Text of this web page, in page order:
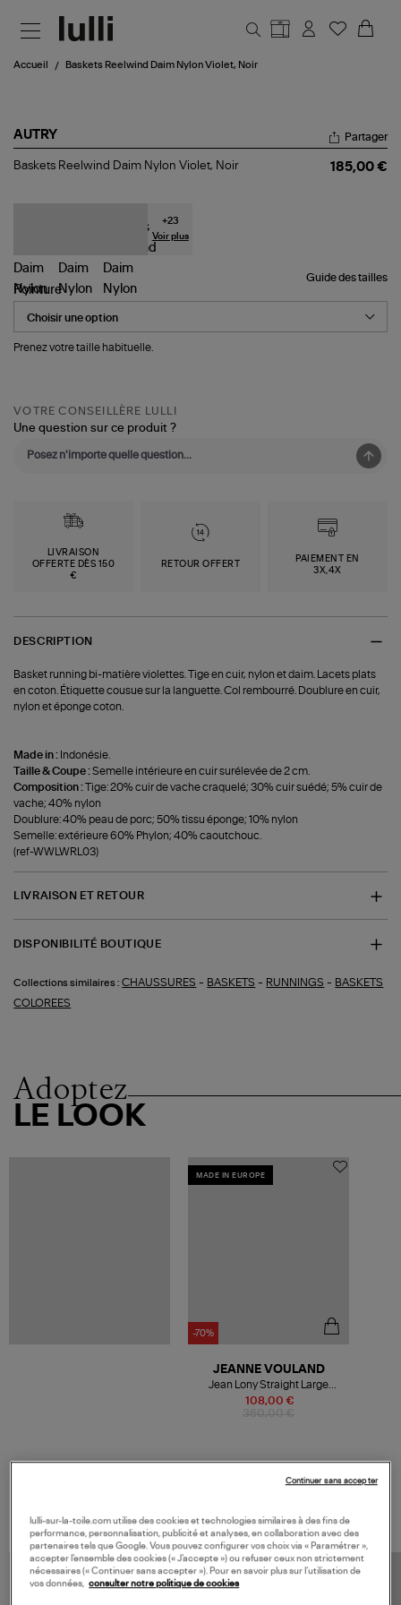
Accueil Baskets Reelwind Daim Nylon Violet, Noir
AUTRY
Baskets
Partager
Baskets Reelwind Daim Nylon Violet, Noir 185,00 €
+23
Voir plus
Guide des tailles
Pointure
Prenez votre taille habituelle.
VOTRE CONSEILLÈRE LULLI
Une question sur ce produit ?
LIVRAISON
OFFERTE DÈS 150
€
RETOUR OFFERT
PAIEMENT EN
3X,4X
DESCRIPTION
Basket running bi-matière violettes. Tige en cuir, nylon et daim. Lacets plats
en coton. Étiquette cousue sur la languette. Col rembourré. Doublure en cuir,
nylon et éponge coton.
Made in : Indonésie.
Taille & Coupe :Semelle intérieure en cuir surélevée de 2 cm.
Composition :Tige: 20% cuir de vache craquelé; 30% cuir suédé; 5% cuir de
vache; 40% nylon
Doublure: 40% peau de porc; 50% tissu éponge; 10% nylon
Semelle: extérieure 60% Phylon; 40% caoutchouc.
(ref-WWLWRL03)
LIVRAISON ET RETOUR
DISPONIBILITÉ BOUTIQUE
Collections similaires : CHAUSSURES - BASKETS - RUNNINGS - BASKETS
COLOREES
Adoptez
LE LOOK
MADE IN EUROPE
-70%
108,00 €
JEANNE VOULAND
Jean Lony Straight Large
Denim Strass Bleu
lulli-sur-la-toile.com utilise des cookies et technologies similaires à des fins de
performance, personnalisation, publicité et analyses, en collaboration avec des
partenaires tels que Google. Vous pouvez configurer vos choix via « Paramétrer »,
accepter l’ensemble des cookies (« J’accepte ») ou refuser ceux non strictement
nécessaires (« Continuer sans accepter »). Pour en savoir plus sur l’utilisation de
vos données, consulter notre politique de cookies
Continuer sans accepter